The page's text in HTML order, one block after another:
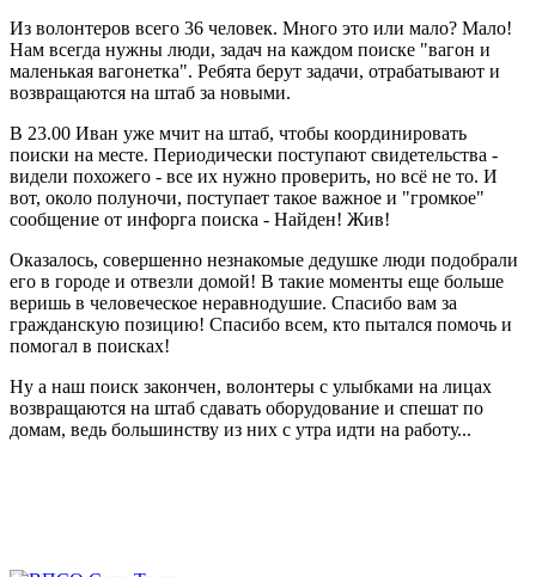
Из волонтеров всего 36 человек. Много это или мало? Мало!
Нам всегда нужны люди, задач на каждом поиске "вагон и
маленькая вагонетка". Ребята берут задачи, отрабатывают и
возвращаются на штаб за новыми.
В 23.00 Иван уже мчит на штаб, чтобы координировать
поиски на месте. Периодически поступают свидетельства -
видели похожего - все их нужно проверить, но всё не то. И
вот, около полуночи, поступает такое важное и "громкое"
сообщение от инфорга поиска - Найден! Жив!
Оказалось, совершенно незнакомые дедушке люди подобрали
его в городе и отвезли домой! В такие моменты еще больше
веришь в человеческое неравнодушие. Спасибо вам за
гражданскую позицию! Спасибо всем, кто пытался помочь и
помогал в поисках!
Ну а наш поиск закончен, волонтеры с улыбками на лицах
возвращаются на штаб сдавать оборудование и спешат по
домам, ведь большинству из них с утра идти на работу...